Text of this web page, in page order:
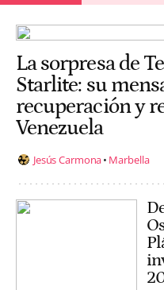
La sorpresa de
Starlite: su
recuperación y
Venezuela
Jesús Carmona Marbella